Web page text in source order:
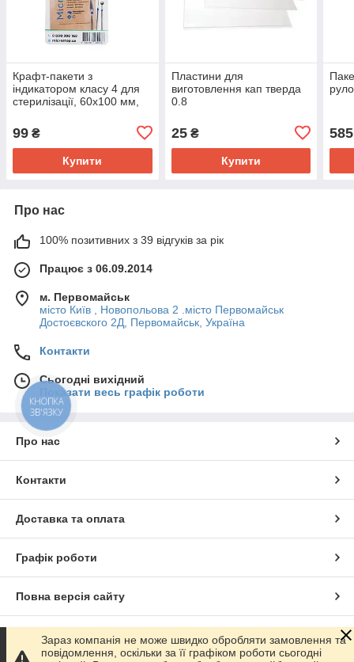
Крафт-пакети з
індикатором класу 4 для
стерилізації, 60x100 мм,
99 ₴
Купити
Пластини для
виготовлення кап тверда
0.8
25₴
Купити
585
Про нас
100% позитивних з 39 відгуків за рік
Працює з 06.09.2014
м. Первомайськ
місто Київ , Новопольова 2 .місто Первомайськ
Достоєвского 2Д, Первомайськ, Україна
Контакти
Сьогодні вихідний
Показати весь графік роботи
Про нас
Контакти
Доставка та оплата
Графік роботи
Повна версія сайту
Сайт створено на маркетплейсі Prom.ua
Зараз компанія не може швидко обробляти замовлення та
повідомлення, оскільки за її графіком роботи сьогодні
КНОПКА
ЗВ'ЯЗКУ